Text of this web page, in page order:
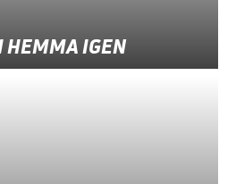
HEMMA IGEN